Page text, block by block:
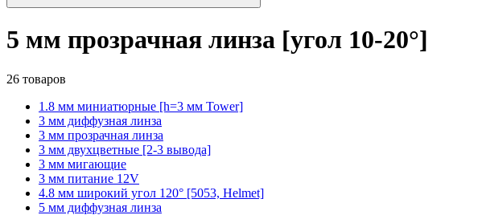
5 мм прозрачная линза [угол 10-20°]
26 товаров
1.8 мм миниатюрные [h=3 мм Tower]
3 мм диффузная линза
3 мм прозрачная линза
3 мм двухцветные [2-3 вывода]
3 мм мигающие
3 мм питание 12V
4.8 мм широкий угол 120° [5053, Helmet]
5 мм диффузная линза